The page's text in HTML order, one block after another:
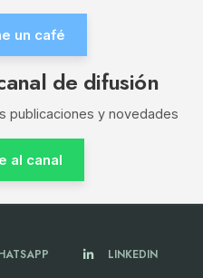
un café
de difusión
publicaciones y novedades
al canal
LINKEDIN